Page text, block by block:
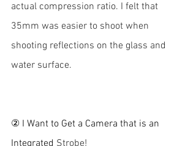
actual compression ratio. I felt that
35mm was easier to shoot when
shooting reflections on the glass and
water surface.
② I Want to Get a Camera that is an
Integrated Strobe!